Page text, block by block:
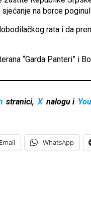
na borce
rata i da
“Garda Panteri” i
stranici, X nalogu i
Email WhatsApp